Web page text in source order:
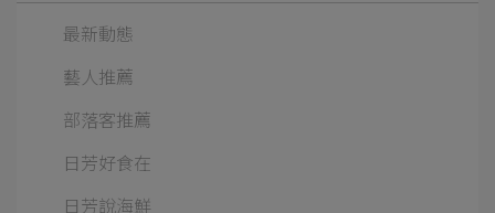
最新動態
藝人推薦
部落客推薦
日芳好食在
日芳說海鮮